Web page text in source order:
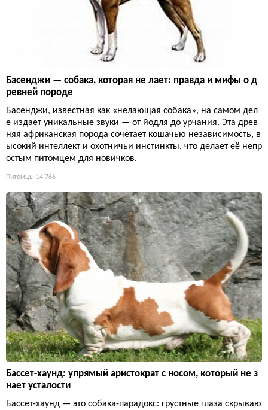
Басенджи — собака, которая не лает: правда и мифы о д
ревней породе
Басенджи, известная как «нелающая собака», на самом дел
е издает уникальные звуки — от йодля до урчания. Эта древ
няя африканская порода сочетает кошачью независимость, в
ысокий интеллект и охотничьи инстинкты, что делает её непр
остым питомцем для новичков.
Питомцы 14 766
Бассет-хаунд: упрямый аристократ с носом, который не з
нает усталости
Бассет-хаунд — это собака-парадокс: грустные глаза скрываю